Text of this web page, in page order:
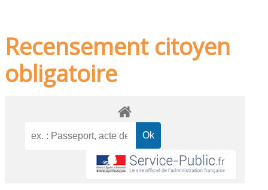
Recensement citoyen
obligatoire